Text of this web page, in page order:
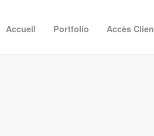
Accueil Portfolio Accès